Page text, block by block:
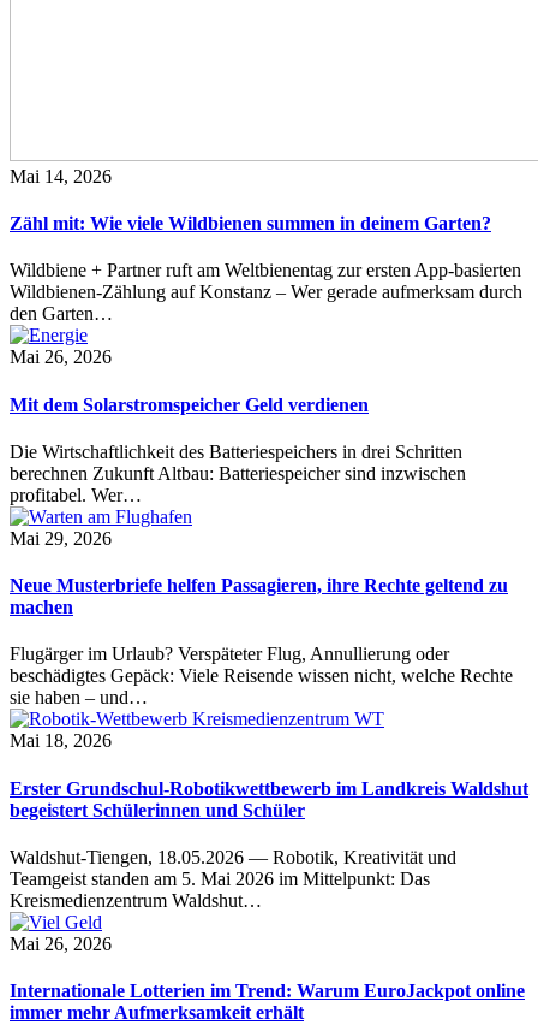
Mai 14, 2026
Zähl mit: Wie viele Wildbienen summen in deinem Garten?
Wildbiene + Partner ruft am Weltbienentag zur ersten App-basierten
Wildbienen-Zählung auf Konstanz – Wer gerade aufmerksam durch
den Garten…
Mai 26, 2026
Mit dem Solarstromspeicher Geld verdienen
Die Wirtschaftlichkeit des Batteriespeichers in drei Schritten
berechnen Zukunft Altbau: Batteriespeicher sind inzwischen
profitabel. Wer…
Mai 29, 2026
Neue Musterbriefe helfen Passagieren, ihre Rechte geltend zu
machen
Flugärger im Urlaub? Verspäteter Flug, Annullierung oder
beschädigtes Gepäck: Viele Reisende wissen nicht, welche Rechte
sie haben – und…
Mai 18, 2026
Erster Grundschul-Robotikwettbewerb im Landkreis Waldshut
begeistert Schülerinnen und Schüler
Waldshut-Tiengen, 18.05.2026 — Robotik, Kreativität und
Teamgeist standen am 5. Mai 2026 im Mittelpunkt: Das
Kreismedienzentrum Waldshut…
Mai 26, 2026
Internationale Lotterien im Trend: Warum EuroJackpot online
immer mehr Aufmerksamkeit erhält